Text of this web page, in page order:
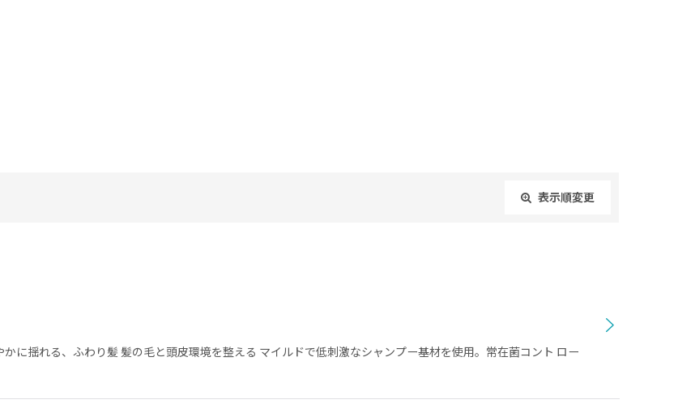
表示順変更
に揺れる、ふわり髪 髪の毛と頭皮環境を整える マイルドで低刺激なシャンプー基材を使用。常在菌コント ロー